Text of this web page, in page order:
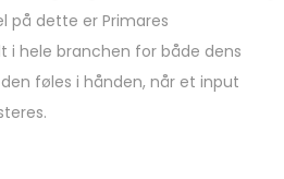
på dette er Primares
i hele branchen for både dens
føles i hånden, når et input